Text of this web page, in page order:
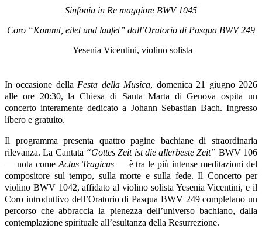
Sinfonia in Re maggiore BWV 1045
Coro “Kommt, eilet und laufet” dall’Oratorio di Pasqua BWV 249
Yesenia Vicentini, violino solista
In occasione della Festa della Musica, domenica 21 giugno 2026
alle ore 20:30, la Chiesa di Santa Marta di Genova ospita un
concerto interamente dedicato a Johann Sebastian Bach. Ingresso
libero e gratuito.
Il programma presenta quattro pagine bachiane di straordinaria
rilevanza. La Cantata “Gottes Zeit ist die allerbeste Zeit” BWV 106
— nota come Actus Tragicus— è tra le più intense meditazioni del
compositore sul tempo, sulla morte e sulla fede. Il Concerto per
violino BWV 1042, affidato al violino solista Yesenia Vicentini, e il
Coro introduttivo dell’Oratorio di Pasqua BWV 249 completano un
percorso che abbraccia la pienezza dell’universo bachiano, dalla
contemplazione spirituale all’esultanza della Resurrezione.